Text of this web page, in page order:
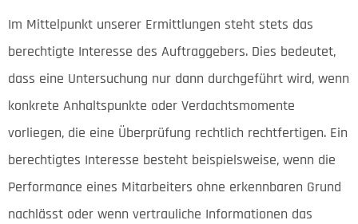
Im Mittelpunkt unserer Ermittlungen steht stets das
berechtigte Interesse des Auftraggebers. Dies bedeutet,
dass eine Untersuchung nur dann durchgeführt wird, wenn
konkrete Anhaltspunkte oder Verdachtsmomente
vorliegen, die eine Überprüfung rechtlich rechtfertigen. Ein
berechtigtes Interesse besteht beispielsweise, wenn die
Performance eines Mitarbeiters ohne erkennbaren Grund
nachlässt oder wenn vertrauliche Informationen das